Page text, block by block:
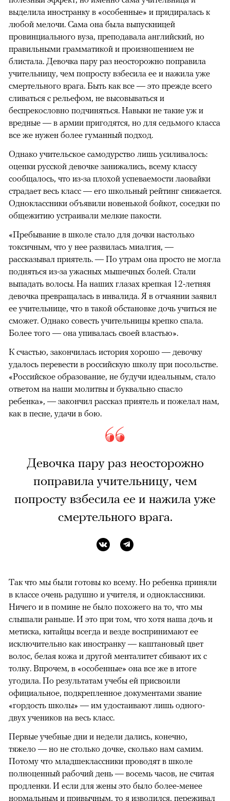
выделила иностранку в «особенные» и придиралась к
любой мелочи. Сама она была выпускницей
провинциального вуза, преподавала английский, но
правильными грамматикой и произношением не
блистала. Девочка пару раз неосторожно поправила
учительницу, чем попросту взбесила ее и нажила уже
смертельного врага. Быть как все — это прежде всего
сливаться с рельефом, не высовываться и
беспрекословно подчиняться. Навыки не такие уж и
вредные — в армии пригодятся, но для седьмого класса
все же нужен более гуманный подход.
Однако учительское самодурство лишь усиливалось:
оценки русской девочке занижались, всему классу
сообщалось, что из-за плохой успеваемости лаовайки
страдает весь класс — его школьный рейтинг снижается.
Одноклассники объявили новенькой бойкот, соседки по
общежитию устраивали мелкие пакости.
«Пребывание в школе стало для дочки настолько
токсичным, что у нее развилась миалгия, —
рассказывал приятель. — По утрам она просто не могла
подняться из-за ужасных мышечных болей. Стали
выпадать волосы. На наших глазах крепкая 12-летняя
девочка превращалась в инвалида. Я в отчаянии заявил
ее учительнице, что в такой обстановке дочь учиться не
сможет. Однако совесть учительницы крепко спала.
Более того — она упивалась своей властью».
К счастью, закончилась история хорошо — девочку
удалось перевести в российскую школу при посольстве.
«Российское образование, не будучи идеальным, стало
ответом на наши молитвы и буквально спасло
ребенка», — закончил рассказ приятель и пожелал нам,
как в песне, удачи в бою.
Девочка пару раз неосторожно
поправила учительницу, чем
попросту взбесила ее и нажила уже
смертельного врага.
Так что мы были готовы ко всему. Но ребенка приняли
в классе очень радушно и учителя, и одноклассники.
Ничего и в помине не было похожего на то, что мы
слышали раньше. И это при том, что хотя наша дочь и
метиска, китайцы всегда и везде воспринимают ее
исключительно как иностранку — каштановый цвет
волос, белая кожа и другой менталитет сбивают их с
толку. Впрочем, в «особенные» она все же в итоге
угодила. По результатам учебы ей присвоили
официальное, подкрепленное документами звание
«гордость школы» — им удостаивают лишь одного-
двух учеников на весь класс.
Первые учебные дни и недели дались, конечно,
тяжело — но не столько дочке, сколько нам самим.
Потому что младшеклассники проводят в школе
полноценный рабочий день — восемь часов, не считая
продленки. И если для жены это было более-менее
нормальным и привычным, то я изводился, переживал